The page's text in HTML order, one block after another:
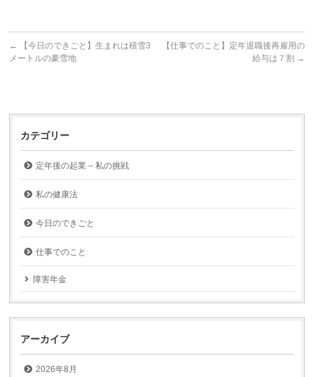
←
【今日のできごと】生まれは積雪3
メートルの豪雪地
【仕事でのこと】定年退職後再雇用の
給与は７割 →
カテゴリー
定年後の起業 – 私の挑戦
私の健康法
今日のできごと
仕事でのこと
障害年金
アーカイブ
2026年8月